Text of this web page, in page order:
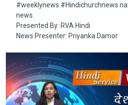
#weeklynews​ #Hindichurchnews
news
Presented By: RVA Hindi
News Presenter: Priyanka Damor